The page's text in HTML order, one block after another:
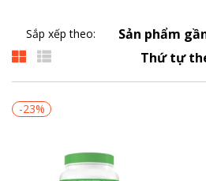
Nhập tên người dùng và mật khẩu
Ghi nhớ tôi
Sắp xếp theo: Sản phẩm
Thứ tự
-23%